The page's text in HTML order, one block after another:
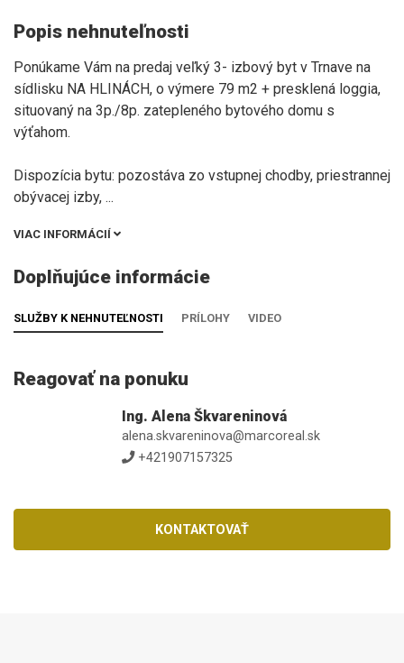
Popis nehnuteľnosti
Ponúkame Vám na predaj veľký 3- izbový byt v Trnave na
sídlisku NA HLINÁCH, o výmere 79 m2 + presklená loggia,
situovaný na 3p./8p. zatepleného bytového domu s
výťahom.
Dispozícia bytu: pozostáva zo vstupnej chodby, priestrannej
obývacej izby, ...
VIAC INFORMÁCIÍ
Doplňujúce informácie
SLUŽBY K NEHNUTEĽNOSTI PRÍLOHY VIDEO
Reagovať na ponuku
Ing. Alena Škvareninová
alena.skvareninova@marcoreal.sk
+421907157325
KONTAKTOVAŤ